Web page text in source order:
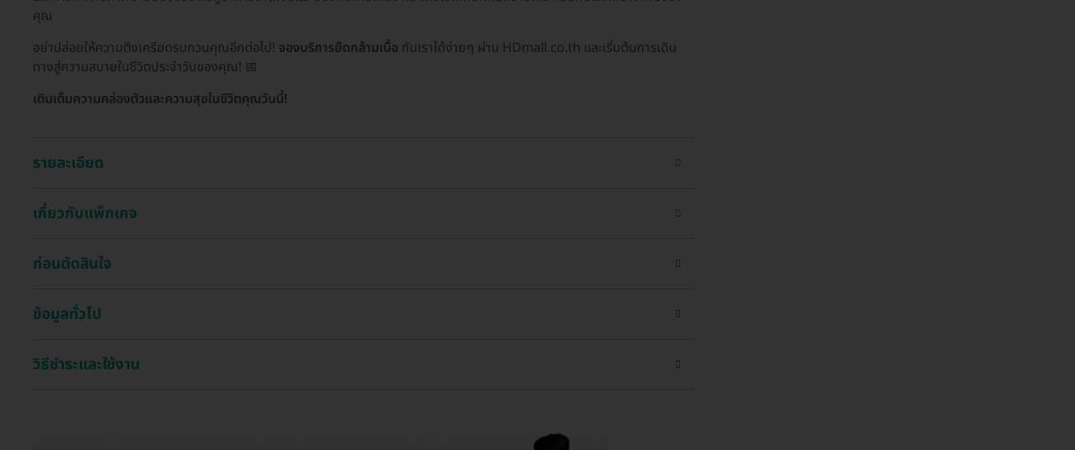
คุณ
อย่าปล่อยให้ความตึงเครียดรบกวนคุณอีกต่อไป! จองบริการยืดกล้ามเนื้อ กับเราได้ง่ายๆ ผ่าน HDmall.co.th และเริ่มต้นการเดิน
ทางสู่ความสบายในชีวิตประจำวันของคุณ! 📅
เติมเต็มความคล่องตัวและความสุขในชีวิตคุณวันนี้!
รายละเอียด
เกี่ยวกับแพ็กเกจ
ก่อนตัดสินใจ
ข้อมูลทั่วไป
วิธีชำระและใช้งาน